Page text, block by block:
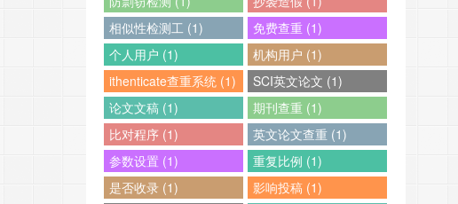
相似性检测工 (1)
免费查重 (1)
个人用户 (1)
机构用户 (1)
ithenticate查重系统 (1)
SCI英文论文 (1)
论文文稿 (1)
期刊查重 (1)
比对程序 (1)
英文论文查重 (1)
参数设置 (1)
重复比例 (1)
是否收录 (1)
影响投稿 (1)